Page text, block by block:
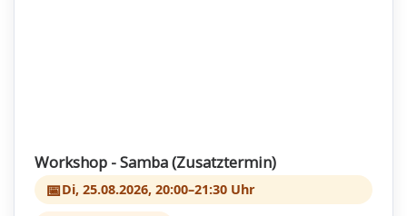
Workshop - Samba (Zusatztermin)
📅Di, 25.08.2026, 20:00–21:30 Uhr